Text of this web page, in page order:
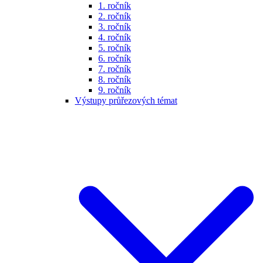
1. ročník
2. ročník
3. ročník
4. ročník
5. ročník
6. ročník
7. ročník
8. ročník
9. ročník
Výstupy průřezových témat